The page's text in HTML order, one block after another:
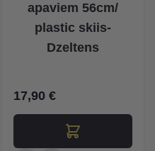
apaviem 56cm/
plastic skiis-
Dzeltens
17,90 €